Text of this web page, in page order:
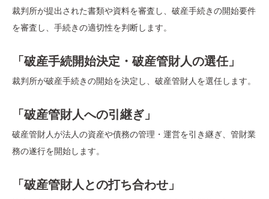
裁判所が提出された書類や資料を審査し、破産手続きの開始要件
を審査し、手続きの適切性を判断します。
「破産手続開始決定・破産管財人の選任」
裁判所が破産手続きの開始を決定し、破産管財人を選任します。
「破産管財人への引継ぎ」
破産管財人が法人の資産や債務の管理・運営を引き継ぎ、管財業
務の遂行を開始します。
「破産管財人との打ち合わせ」